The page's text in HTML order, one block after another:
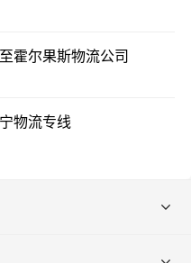
霍尔果斯物流公司
物流专线